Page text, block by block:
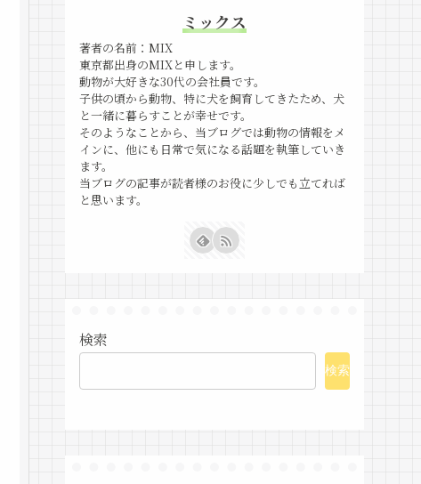
ミックス
著者の名前：MIX
東京都出身のMIXと申します。
動物が大好きな30代の会社員です。
子供の頃から動物、特に犬を飼育してきたため、犬
と一緒に暮らすことが幸せです。
そのようなことから、当ブログでは動物の情報をメ
インに、他にも日常で気になる話題を執筆していき
ます。
当ブログの記事が読者様のお役に少しでも立てれば
と思います。
検索
検索